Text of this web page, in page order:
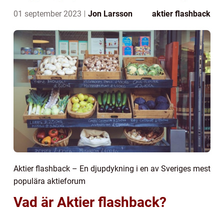
01 september 2023 Jon Larsson aktier flashback
Aktier flashback – En djupdykning i en av Sveriges mest
populära aktieforum
Vad är Aktier flashback?